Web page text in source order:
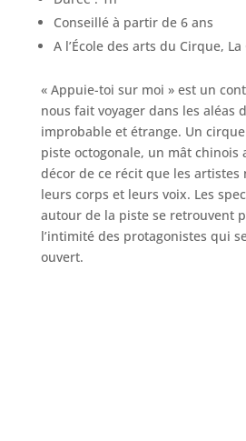
Conseillé à partir de 6 ans
A l’École des arts du Cirque,
« Appuie-toi sur moi » est un
nous fait voyager dans les aléas
improbable et étrange. Un
piste octogonale, un mât chinois
décor de ce récit que les artistes
leurs corps et leurs voix. Les
autour de la piste se retrouvent
l’intimité des protagonistes qui
ouvert.